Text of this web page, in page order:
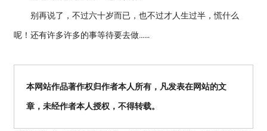
别再说了，不过六十岁而已，也不过才人生过半，慌什么
呢！还有许多许多的事等待要去做……
本网站作品著作权归作者本人所有，凡发表在网站的文
章，未经作者本人授权，不得转载。